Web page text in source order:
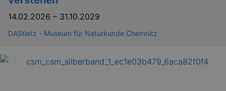
14.02.2026 – 31.10.2029
DAStietz - Museum für Naturkunde Chemnitz
_gid
Google LLC